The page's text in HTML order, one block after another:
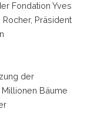
Fondation Yves
Präsident
der
Bäume